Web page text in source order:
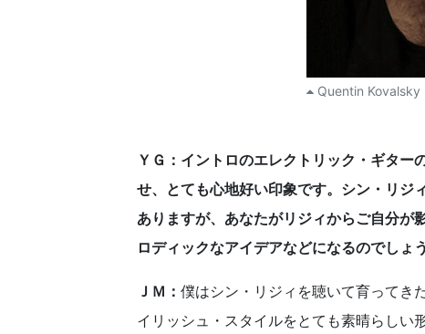
Quentin Kovalsky
ＹＧ：イントロのエレクトリック・ギタ
せ、とても心地好い印象です。シン・リジ
ありますが、あなたがリジィからご自分が
ロディックなアイデアなどになるのでしょ
ＪＭ： 僕はシン・リジィを聴いて育ってき
イリッシュ・スタイルをとても素晴らしい